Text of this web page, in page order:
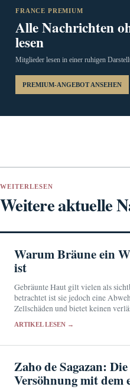
FRANCE PREMIUM
Alle Nachrichten
lesen
Mitglieder lesen in einer ruhigen
PREMIUM-ANGEBOT ANSEHEN
WEITERLESEN
Weitere aktuelle
Warum Bräune ein
ist
Gebräunte Haut gilt vielen als
betrachtet ist sie jedoch eine
Zellschäden und bietet keinen
ARTIKEL LESEN →
Zaho de Sagazan:
Versöhnung mit dem